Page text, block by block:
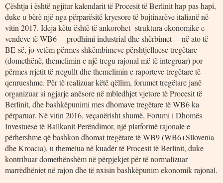
Çështja i është ngjitur kalendarit të Procesit të Berlinit hap pas hapi,
duke u bërë një nga përparësitë kryesore të bujtinarëve italianë në
vitin 2017. Ideja këtu është të ankorohet struktura ekonomike e
vendeve të WB6 —prodhimi industrial dhe shërbimet— në ato të
BE-së, jo vetëm përmes shkëmbimeve përshtjelluese tregëtare
(domethënë, themelimin e një tregu rajonal më të integruar) por
përmes rrjetit të rregullt dhe themelimin e raporteve tregëtare të
qenrueshme. Për të realizuar këtë qëllim, forumet tregëtare janë
organizuar si ngjarje anësore në mbledhjet vjetore të Procesit të
Berlinit, dhe bashkëpunimi mes dhomave tregëtare të WB6 ka
përparuar. Në vitin 2016, veçanërisht shumë, Forumi i Dhomës
Investuese të Ballkanit Perëndimor, një platformë rajonale e
përhershme që bashkon dhomat tregëtare të WB9 (WB6+Sllovenia
dhe Kroacia), u themelua në kuadër të Procesit të Berlinit, duke
kontribuar domethënshëm në përpjekjet për të normalizuar
marrëdhëniet në rajon dhe të nxisin bashkëpunim ekonomik rajonal.